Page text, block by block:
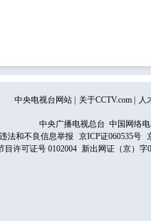
中央电视台网站 关于CCTV.com 人
中央广播电视总台 中国网络
违法和不良信息举报
京ICP证060535号
目许可证号 0102004 新出网证（京）